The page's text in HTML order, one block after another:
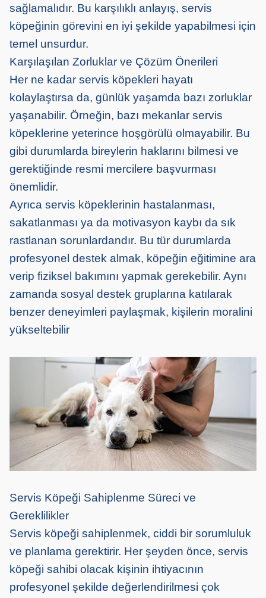
sağlamalıdır. Bu karşılıklı anlayış, servis
köpeğinin görevini en iyi şekilde yapabilmesi için
temel unsurdur.
Karşılaşılan Zorluklar ve Çözüm Önerileri
Her ne kadar servis köpekleri hayatı
kolaylaştırsa da, günlük yaşamda bazı zorluklar
yaşanabilir. Örneğin, bazı mekanlar servis
köpeklerine yeterince hoşgörülü olmayabilir. Bu
gibi durumlarda bireylerin haklarını bilmesi ve
gerektiğinde resmi mercilere başvurması
önemlidir.
Ayrıca servis köpeklerinin hastalanması,
sakatlanması ya da motivasyon kaybı da sık
rastlanan sorunlardandır. Bu tür durumlarda
profesyonel destek almak, köpeğin eğitimine ara
verip fiziksel bakımını yapmak gerekebilir. Aynı
zamanda sosyal destek gruplarına katılarak
benzer deneyimleri paylaşmak, kişilerin moralini
yükseltebilir
Servis Köpeği Sahiplenme Süreci ve
Gereklilikler
Servis köpeği sahiplenmek, ciddi bir sorumluluk
ve planlama gerektirir. Her şeyden önce, servis
köpeği sahibi olacak kişinin ihtiyacının
profesyonel şekilde değerlendirilmesi çok